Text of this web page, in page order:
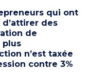
qui ont
des
de
plus
n’est taxée
contre 3%